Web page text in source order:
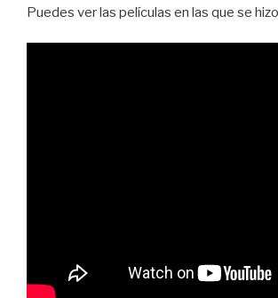
Puedes ver las películas en las que se